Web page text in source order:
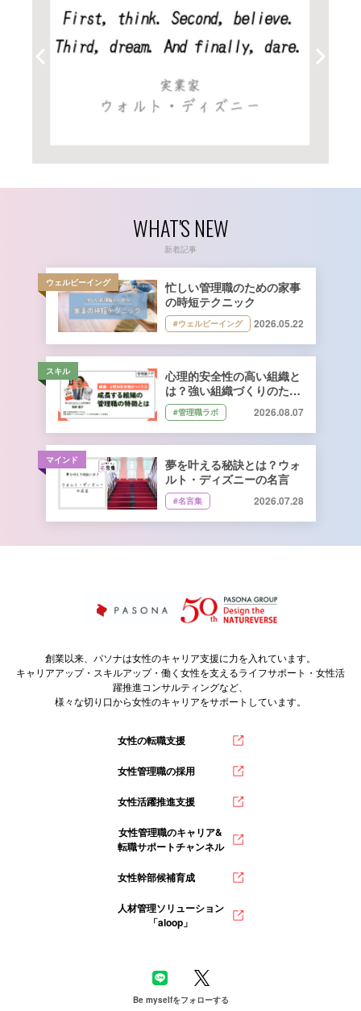
WHAT'S NEW
新着記事
ウェルビーイング
忙しい管理職のための家事
の時短テクニック
#ウェルビーイング 2026.05.22
スキル
心理的安全性の高い組織と
は？強い組織づくりのため
に管理職ができること｜石
井遼介さん監修
#管理職ラボ 2026.08.07
マインド
夢を叶える秘訣とは？ウォ
ルト・ディズニーの名言
#名言集 2026.07.28
創業以来、パソナは女性のキャリア支援に力を入れています。
キャリアアップ・スキルアップ・働く女性を支えるライフサポート・女性活
躍推進コンサルティングなど、
様々な切り口から女性のキャリアをサポートしています。
女性の転職支援
女性管理職の採用
女性活躍推進支援
女性管理職のキャリア&
転職サポートチャンネル
女性幹部候補育成
人材管理ソリューション
「aloop」
Be myselfをフォローする